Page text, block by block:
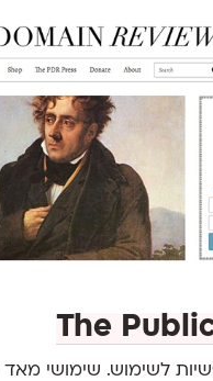
The
לשימוש. שימושי מאד